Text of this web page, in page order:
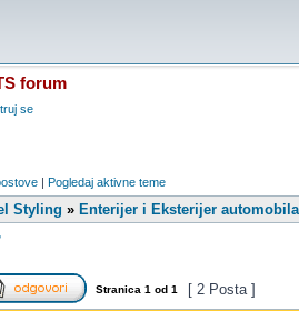
forum
se
| Pogledaj aktivne teme
Styling » Enterijer i Eksterijer automobila
Stranica 1 od 1 [ 2 Posta ]